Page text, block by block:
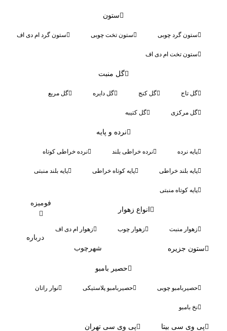
ستون
ستون گرد چوبی ستون تخت چوبی ستون گرد ام دی اف
ستون تخت ام دی اف
گل منبت
گل تاج گل کنج گل دایره گل مربع
گل مرکزی گل کتیبه
نرده و پایه
پایه نرده نرده خراطی بلند نرده خراطی کوتاه
پایه بلند خراطی پایه کوتاه خراطی پایه بلند منبتی
پایه کوتاه منبتی
انواع زهوار
زهوار منبت زهوار چوب زهوار ام دی اف
ستون جزیره
حصیر بامبو
حصیربامبو چوبی حصیربامبو پلاستیکی نوار راتان
نخ بامبو
فومیزه
پی وی سی بیتا پی وی سی تهران
درباره
شهرچوب